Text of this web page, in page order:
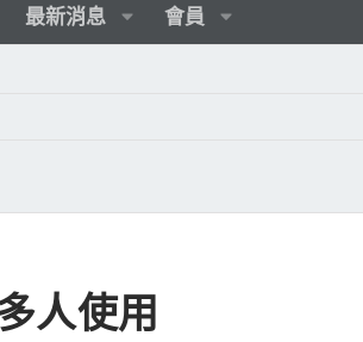
最新消息 會員
人使用